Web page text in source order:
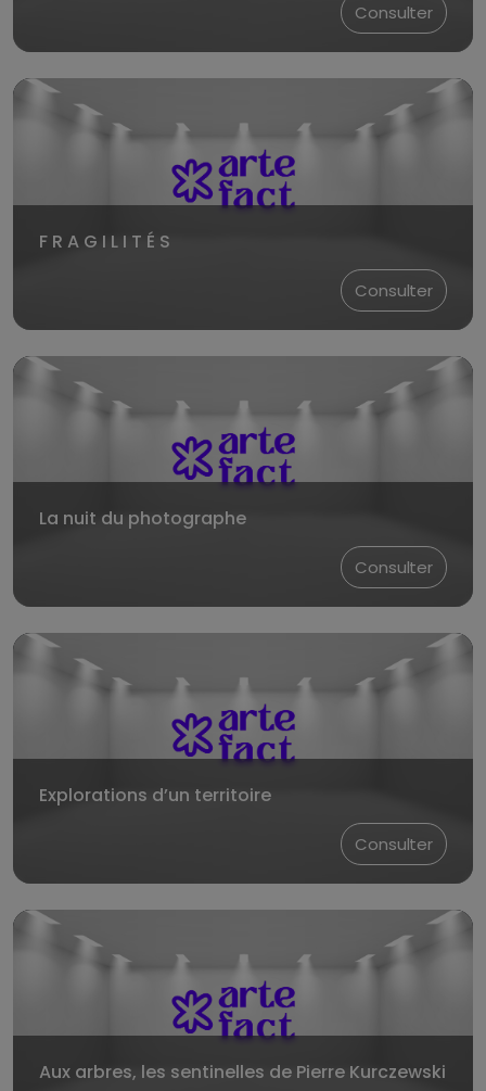
Consulter
F R A G I L I T É S
Consulter
La nuit du photographe
Consulter
Explorations d’un territoire
Consulter
Aux arbres, les sentinelles de Pierre Kurczewski